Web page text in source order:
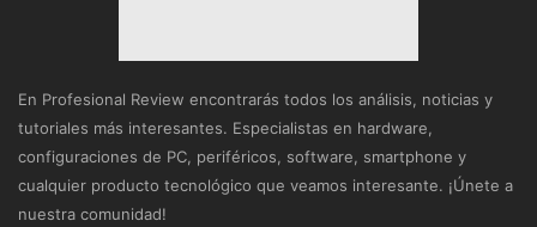
En Profesional Review encontrarás todos los análisis, noticias y
tutoriales más interesantes. Especialistas en hardware,
configuraciones de PC, periféricos, software, smartphone y
cualquier producto tecnológico que veamos interesante. ¡Únete a
nuestra comunidad!